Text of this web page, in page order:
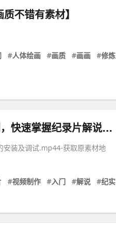
不错有素材】
#人体绘画 #画质 #画画 #修炼
石头纪实·纪录片解说实操课，3天入门，快速掌握纪录片解说视频制作
装及调试.mp44-获取原素材地
#视频制作 #入门 #解说 #纪实